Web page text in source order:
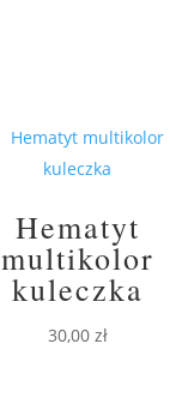
Hematyt
multikolor
kuleczka
30,00 zł